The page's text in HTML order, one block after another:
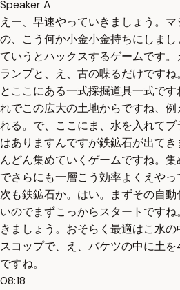
Speaker A
えー、早速やっていきましょう。
の、こう何か小金小金持ちにしま
ていうとハックスするゲームです。
ランプと、え、古の喋るだけです
とここにある一式採掘道具一式で
れでこの広大の土地からですね、
れる。で、ここにま、水を入れて
はありますんですが鉄鉱石が出て
んどん集めていくゲームですね。
でさらにも一層こう効率よくえやっ
次も鉄鉱石か。はい。まずその自
いのでまずこっからスタートです
きましょう。おそらく最適はこ水
スコップで、え、バケツの中に土
ですね。
08:18